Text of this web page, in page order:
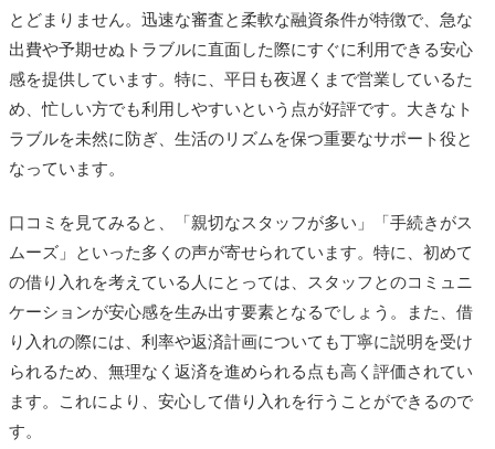
とどまりません。迅速な審査と柔軟な融資条件が特徴で、急な
出費や予期せぬトラブルに直面した際にすぐに利用できる安心
感を提供しています。特に、平日も夜遅くまで営業しているた
め、忙しい方でも利用しやすいという点が好評です。大きなト
ラブルを未然に防ぎ、生活のリズムを保つ重要なサポート役と
なっています。
口コミを見てみると、「親切なスタッフが多い」「手続きがス
ムーズ」といった多くの声が寄せられています。特に、初めて
の借り入れを考えている人にとっては、スタッフとのコミュニ
ケーションが安心感を生み出す要素となるでしょう。また、借
り入れの際には、利率や返済計画についても丁寧に説明を受け
られるため、無理なく返済を進められる点も高く評価されてい
ます。これにより、安心して借り入れを行うことができるので
す。